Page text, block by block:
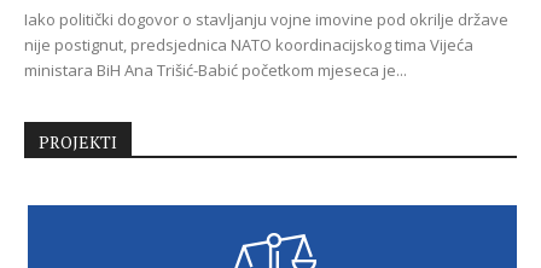
Iako politički dogovor o stavljanju vojne imovine pod okrilje države
nije postignut, predsjednica NATO koordinacijskog tima Vijeća
ministara BiH Ana Trišić-Babić početkom mjeseca je...
PROJEKTI